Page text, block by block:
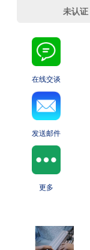
未认证
在线交谈
发送邮件
更多